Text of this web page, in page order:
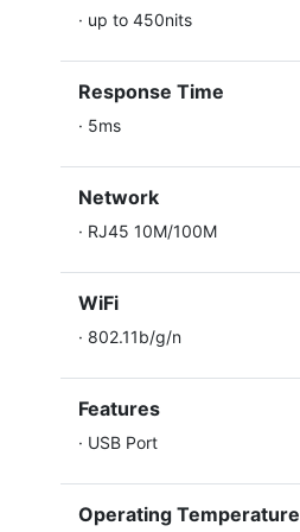
· up to 450nits
Response Time
· 5ms
Network
· RJ45 10M/100M
WiFi
· 802.11b/g/n
Features
· USB Port
Operating Temperature